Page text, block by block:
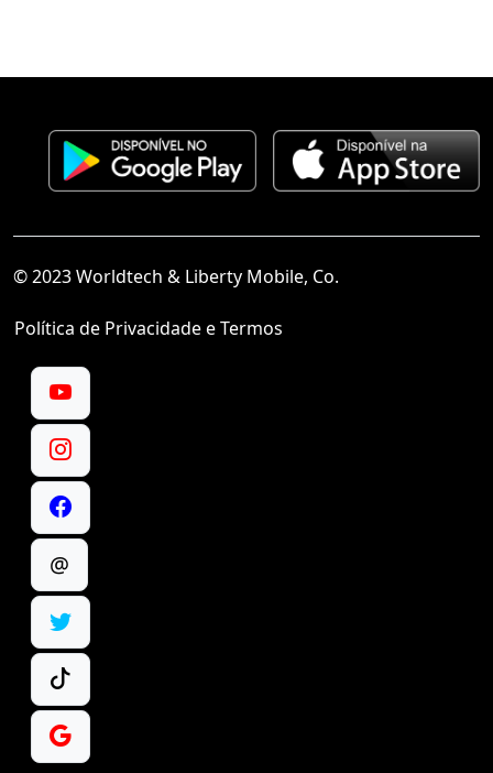
© 2023 Worldtech & Liberty Mobile, Co.
Política de Privacidade e Termos
@